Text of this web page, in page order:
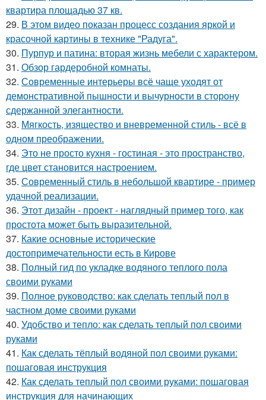
квартира площадью 37 кв.
29. В этом видео показан процесс создания яркой и
красочной картины в технике "Радуга".
30. Пурпур и патина: вторая жизнь мебели с характером.
31. Обзор гардеробной комнаты.
32. Современные интерьеры всё чаще уходят от
демонстративной пышности и вычурности в сторону
сдержанной элегантности.
33. Мягкость, изящество и вневременной стиль - всё в
одном преображении.
34. Это не просто кухня - гостиная - это пространство,
где цвет становится настроением.
35. Современный стиль в небольшой квартире - пример
удачной реализации.
36. Этот дизайн - проект - наглядный пример того, как
простота может быть выразительной.
37. Какие основные исторические
достопримечательности есть в Кирове
38. Полный гид по укладке водяного теплого пола
своими руками
39. Полное руководство: как сделать теплый пол в
частном доме своими руками
40. Удобство и тепло: как сделать теплый пол своими
руками
41. Как сделать тёплый водяной пол своими руками:
пошаговая инструкция
42. Как сделать теплый пол своими руками: пошаговая
инструкция для начинающих